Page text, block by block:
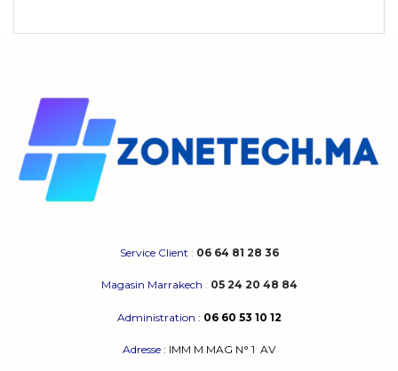
Service Client : 06 64 81 28 36
Magasin Marrakech : 05 24 20 48 84
Administration : 06 60 53 10 12
Adresse : IMM M MAG N° 1 AV